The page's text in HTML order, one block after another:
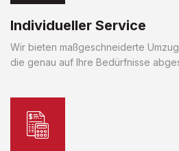
Individueller Service
Wir bieten maßgeschneiderte
die genau auf Ihre Bedürfnisse